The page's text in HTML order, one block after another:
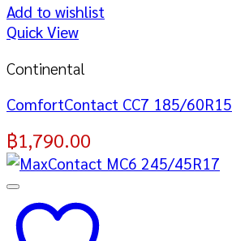
Add to wishlist
Quick View
Continental
ComfortContact CC7 185/60R15
฿1,790.00